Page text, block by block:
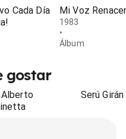
Cada Día
Mi Voz
1983
•
Álbum
gostar
Alberto
Serú Girán